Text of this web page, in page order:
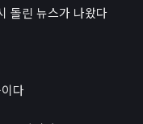
돌린 뉴스가 나왔다
다